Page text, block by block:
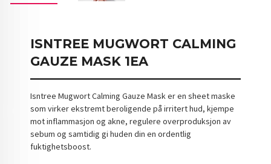
ISNTREE MUGWORT CALMING
GAUZE MASK 1EA
Isntree Mugwort Calming Gauze Mask er en sheet maske
som virker ekstremt beroligende på irritert hud, kjempe
mot inflammasjon og akne, regulere overproduksjon av
sebum og samtidig gi huden din en ordentlig
fuktighetsboost.